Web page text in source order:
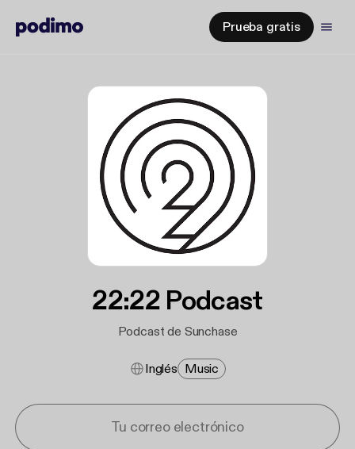
Prueba gratis
22:22 Podcast
Podcast de Sunchase
Inglés Music